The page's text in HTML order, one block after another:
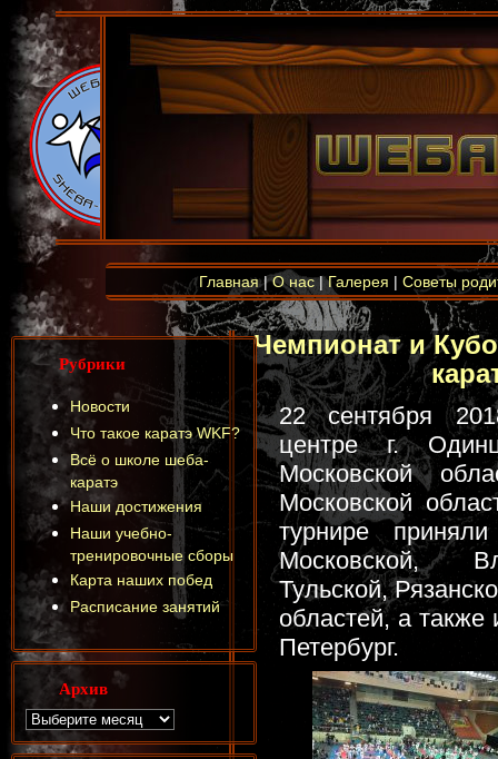
Главная|О нас|Галерея | Советы
Чемпионат и
22 сентября
центре г.
Московской
Московской
турнире
Московской,
Тульской,
областей, а также
Петербург.
Рубрики
Новости
Что такое каратэ WKF?
Всё о школе шеба-
каратэ
Наши достижения
Наши учебно-
тренировочные сборы
Карта наших побед
Расписание занятий
Архив